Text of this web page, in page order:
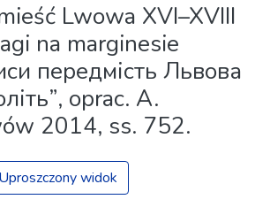
Lwowa XVI–XVIII
na marginesie
передмість Львова
oprac. A.
2014, ss. 752.
Uproszczony widok